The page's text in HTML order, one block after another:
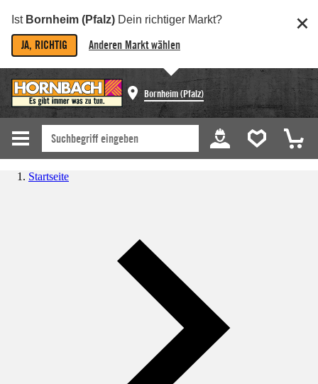
Ist Bornheim (Pfalz) Dein richtiger Markt?
JA, RICHTIG Anderen Markt wählen
Bornheim (Pfalz)
Startseite